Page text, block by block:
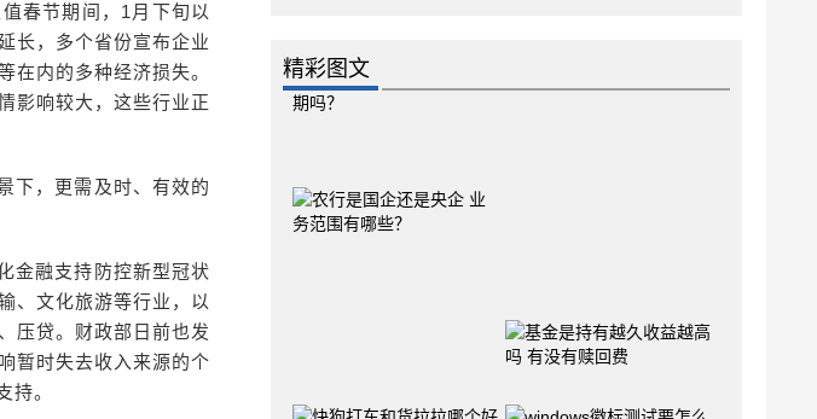
春节期间，1月下旬以
长，多个省份宣布企业
在内的多种经济损失。
影响较大，这些行业正
下，更需及时、有效的
金融支持防控新型冠状
、文化旅游等行业，以
压贷。财政部日前也发
暂时失去收入来源的个
持。
精彩图文